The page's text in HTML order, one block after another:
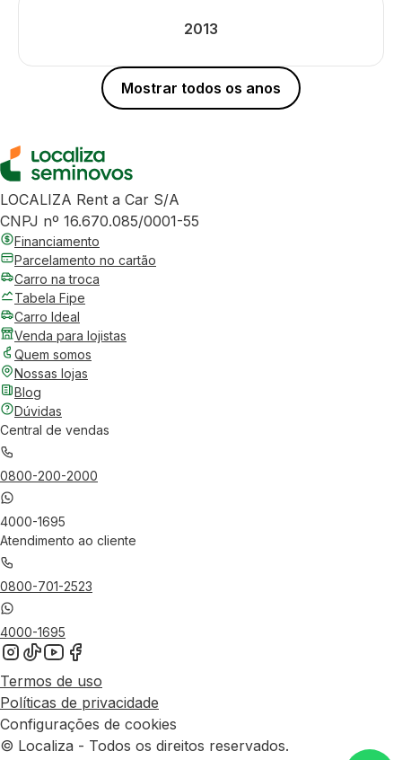
2013
Mostrar todos os anos
LOCALIZA Rent a Car S/A
CNPJ nº 16.670.085/0001-55
Financiamento
Parcelamento no cartão
Carro na troca
Tabela Fipe
Carro Ideal
Venda para lojistas
Quem somos
Nossas lojas
Blog
Dúvidas
Central de vendas
0800-200-2000
4000-1695
Atendimento ao cliente
0800-701-2523
4000-1695
Termos de uso
Políticas de privacidade
Configurações de cookies
© Localiza - Todos os direitos reservados.